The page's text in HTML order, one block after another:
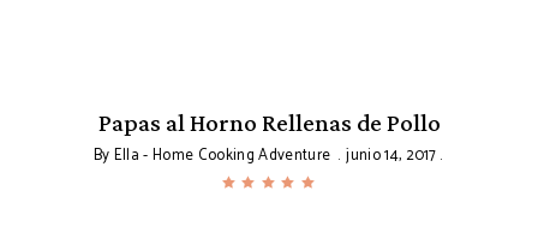
Papas al Horno Rellenas de Pollo
ByElla - Home Cooking Adventure junio 14, 2017